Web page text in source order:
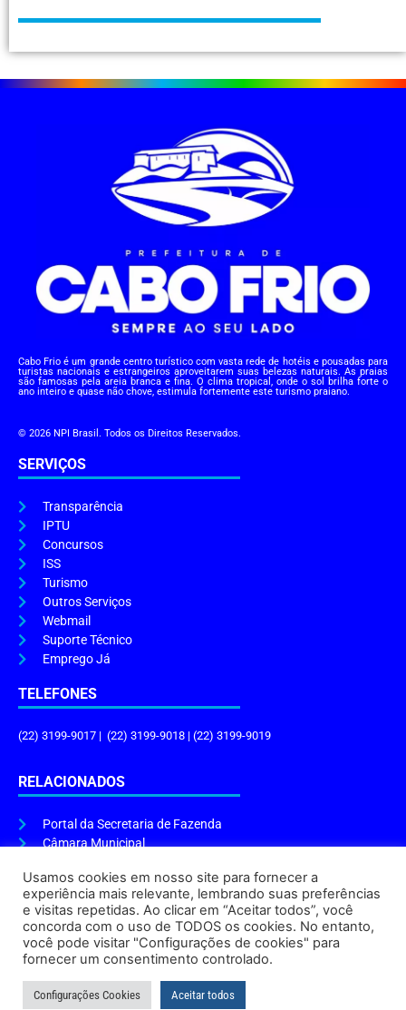
Cabo Frio é um grande centro turístico com vasta rede de hotéis e pousadas para
turistas nacionais e estrangeiros aproveitarem suas belezas naturais. As praias
são famosas pela areia branca e fina. O clima tropical, onde o sol brilha forte o
ano inteiro e quase não chove, estimula fortemente este turismo praiano.
© 2026 NPI Brasil. Todos os Direitos Reservados.
SERVIÇOS
Transparência
IPTU
Concursos
ISS
Turismo
Outros Serviços
Webmail
Suporte Técnico
Emprego Já
TELEFONES
(22) 3199-9017 | (22) 3199-9018 | (22) 3199-9019
RELACIONADOS
Portal da Secretaria de Fazenda
Câmara Municipal
ENDEREÇO E HORÁRIO
Endereço:Praça Tiradentes, s/n – Centro, Cabo Frio – RJ, 28906-290
Atendimento do Protocolo Geral da Prefeitura:9h às 16h
Horário de Funcionamento:
8h às 17h
Usamos cookies em nosso site para fornecer a
experiência mais relevante, lembrando suas preferências
e visitas repetidas. Ao clicar em “Aceitar todos”, você
concorda com o uso de TODOS os cookies. No entanto,
você pode visitar "Configurações de cookies" para
fornecer um consentimento controlado.
Configurações Cookies Aceitar todos